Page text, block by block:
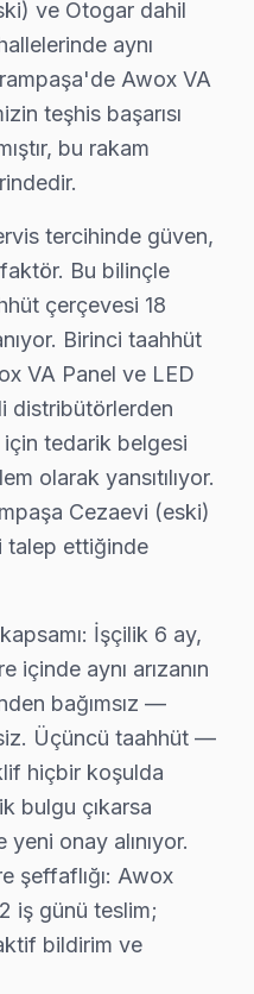
hacmi takvim boyunca
temizliği sırasında
Bayramı ve yaz
sezonu kampanyaları
Bayrampaşa'nin servis
ağırlıklı konut
komşu ilçelerle
ise durum farklı:
Bayrampaşa iyi bir
yolculuğunu dört
veya mesaj yoluyla
Forum İstanbul
sonrası: Garanti belgesi
Awox Servis Hizmeti
Bayrampaşa'nin her
Terazidere
semtlerinde
Kartaltepe ve
Arızalar
kullanıcılarının
Awox VA Panel
Smart ekran sistemini
LED ekranlarda
ve Otogar dahil
aynı
Awox VA
teşhis başarısı
bu rakam
tercihinde güven,
Bu bilinçle
çerçevesi 18
Birinci taahhüt
VA Panel ve LED
distribütörlerden
tedarik belgesi
olarak yansıtılıyor.
Cezaevi (eski)
talep ettiğinde
İşçilik 6 ay,
içinde aynı arızanın
bağımsız —
Üçüncü taahhüt —
hiçbir koşulda
bulgu çıkarsa
onay alınıyor.
şeffaflığı: Awox
iş günü teslim;
bildirim ve